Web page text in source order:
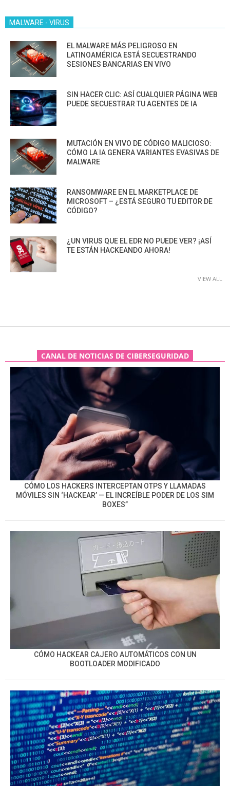
MALWARE - VIRUS
EL MALWARE MÁS PELIGROSO EN
LATINOAMÉRICA ESTÁ SECUESTRANDO
SESIONES BANCARIAS EN VIVO
SIN HACER CLIC: ASÍ CUALQUIER PÁGINA WEB
PUEDE SECUESTRAR TU AGENTES DE IA
MUTACIÓN EN VIVO DE CÓDIGO MALICIOSO:
CÓMO LA IA GENERA VARIANTES EVASIVAS DE
MALWARE
RANSOMWARE EN EL MARKETPLACE DE
MICROSOFT – ¿ESTÁ SEGURO TU EDITOR DE
CÓDIGO?
¿UN VIRUS QUE EL EDR NO PUEDE VER? ¡ASÍ
TE ESTÁN HACKEANDO AHORA!
VIEW ALL
CANAL DE NOTICIAS DE CIBERSEGURIDAD
CÓMO LOS HACKERS INTERCEPTAN OTPS Y LLAMADAS
MÓVILES SIN ‘HACKEAR’ — EL INCREÍBLE PODER DE LOS SIM
BOXES”
CÓMO HACKEAR CAJERO AUTOMÁTICOS CON UN
BOOTLOADER MODIFICADO